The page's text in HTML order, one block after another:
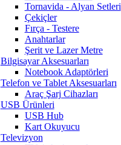
Tornavida - Alyan Setleri
Çekiçler
Fırça - Testere
Anahtarlar
Şerit ve Lazer Metre
Bilgisayar Aksesuarları
Notebook Adaptörleri
Telefon ve Tablet Aksesuarları
Araç Şarj Cihazları
USB Ürünleri
USB Hub
Kart Okuyucu
Televizyon